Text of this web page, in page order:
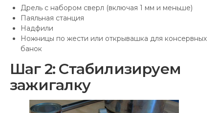
Дрель с набором сверл (включая 1 мм и меньше)
Паяльная станция
Надфили
Ножницы по жести или открывашка для консервных
банок
Шаг 2: Стабилизируем
зажигалку